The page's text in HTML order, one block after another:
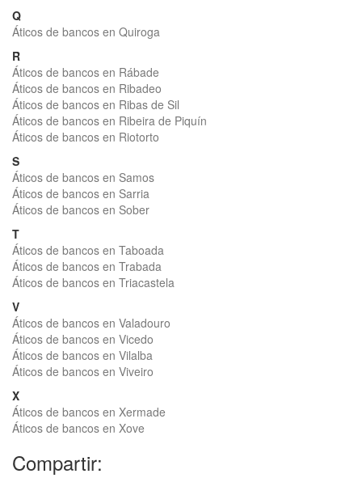
Q
Áticos de bancos en Quiroga
R
Áticos de bancos en Rábade
Áticos de bancos en Ribadeo
Áticos de bancos en Ribas de Sil
Áticos de bancos en Ribeira de Piquín
Áticos de bancos en Riotorto
S
Áticos de bancos en Samos
Áticos de bancos en Sarria
Áticos de bancos en Sober
T
Áticos de bancos en Taboada
Áticos de bancos en Trabada
Áticos de bancos en Triacastela
V
Áticos de bancos en Valadouro
Áticos de bancos en Vicedo
Áticos de bancos en Vilalba
Áticos de bancos en Viveiro
X
Áticos de bancos en Xermade
Áticos de bancos en Xove
Compartir: